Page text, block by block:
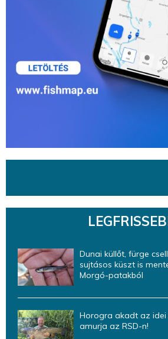
Dunai küllőt, fürge
sujtásos küszt is
Morgó-patakból
Horogra akadt az idei
amurja az RSD-n!